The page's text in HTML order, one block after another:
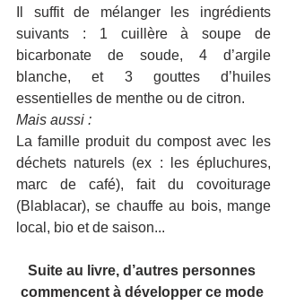
Il suffit de mélanger les ingrédients
suivants : 1 cuillère à soupe de
bicarbonate de soude, 4 d’argile
blanche, et 3 gouttes d’huiles
essentielles de menthe ou de citron.
Mais aussi :
La famille produit du compost avec les
déchets naturels (ex : les épluchures,
marc de café), fait du covoiturage
(Blablacar), se chauffe au bois, mange
local, bio et de saison...
Suite au livre, d’autres personnes
commencent à développer ce mode